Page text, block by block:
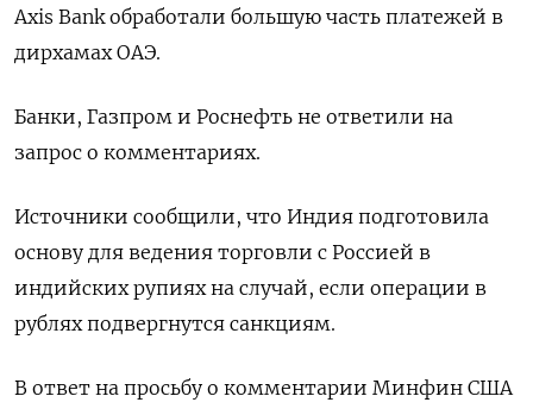
Axis Bank обработали большую часть платежей в
дирхамах ОАЭ.
Банки, Газпром и Роснефть не ответили на
запрос о комментариях.
Источники сообщили, что Индия подготовила
основу для ведения торговли с Россией в
индийских рупиях на случай, если операции в
рублях подвергнутся санкциям.
В ответ на просьбу о комментарии Минфин США